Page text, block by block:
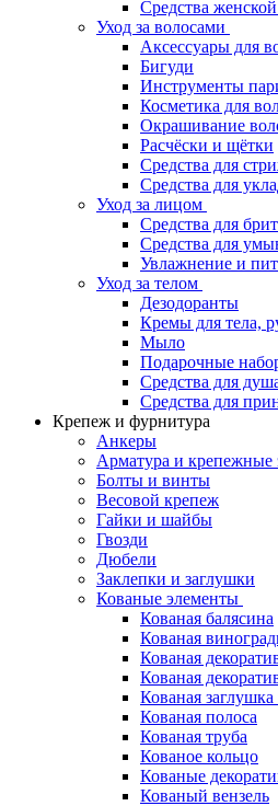
Средства
Уход за волосами
Аксессуары для
Бигуди
Инструменты
Косметика для
Окрашивание
Расчёски и щётки
Средства для
Средства для
Уход за лицом
Средства для
Средства для
Увлажнение и
Уход за телом
Дезодоранты
Кремы для тела,
Мыло
Подарочные
Средства для
Средства для
Крепеж и фурнитура
Анкеры
Арматура и крепежные
Болты и винты
Весовой крепеж
Гайки и шайбы
Гвозди
Дюбели
Заклепки и заглушки
Кованые элементы
Кованая балясина
Кованая
Кованая
Кованая
Кованая заглушка
Кованая полоса
Кованая труба
Кованое кольцо
Кованые
Кованый вензель